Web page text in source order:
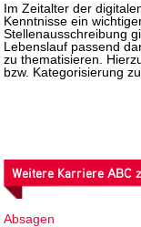
Im Zeitalter der
Kenntnisse ein
Stellenausschreibung
Lebenslauf passend
zu thematisieren.
bzw. Kategorisierung
Weitere Karriere ABC
Absagen